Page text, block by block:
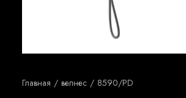
Главная велнес 8590/PD